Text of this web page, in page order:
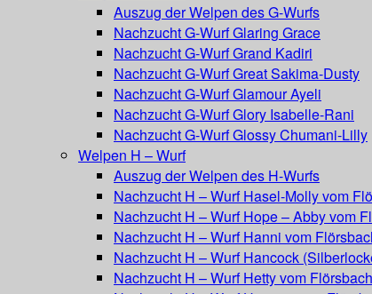
Auszug der Welpen des G-Wurfs
Nachzucht G-Wurf Glaring Grace
Nachzucht G-Wurf Grand Kadiri
Nachzucht G-Wurf Great Sakima-Dusty
Nachzucht G-Wurf Glamour Ayeli
Nachzucht G-Wurf Glory Isabelle-Rani
Nachzucht G-Wurf Glossy Chumani-Lilly
Welpen H – Wurf
Auszug der Welpen des H-Wurfs
Nachzucht H – Wurf Hasel-Molly vom
Nachzucht H – Wurf Hope – Abby vom
Nachzucht H – Wurf Hanni vom
Nachzucht H – Wurf Hancock
Nachzucht H – Wurf Hetty vom